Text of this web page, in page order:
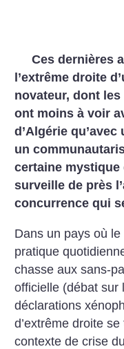
Ces dernières
l’extrême droite
novateur, dont les
ont moins à voir
d’Algérie
un
certaine mystique
surveille de près
concurrence qui
Dans un pays où
pratique
chasse aux sans-
officielle (débat sur
déclarations
d’extrême droite
contexte de crise